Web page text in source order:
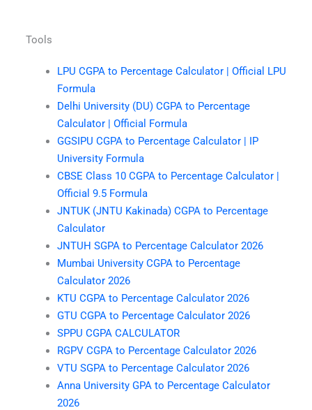
Tools
LPU CGPA to Percentage Calculator | Official LPU
Formula
Delhi University (DU) CGPA to Percentage
Calculator | Official Formula
GGSIPU CGPA to Percentage Calculator | IP
University Formula
CBSE Class 10 CGPA to Percentage Calculator |
Official 9.5 Formula
JNTUK (JNTU Kakinada) CGPA to Percentage
Calculator
JNTUH SGPA to Percentage Calculator 2026
Mumbai University CGPA to Percentage
Calculator 2026
KTU CGPA to Percentage Calculator 2026
GTU CGPA to Percentage Calculator 2026
SPPU CGPA CALCULATOR
RGPV CGPA to Percentage Calculator 2026
VTU SGPA to Percentage Calculator 2026
Anna University GPA to Percentage Calculator
2026